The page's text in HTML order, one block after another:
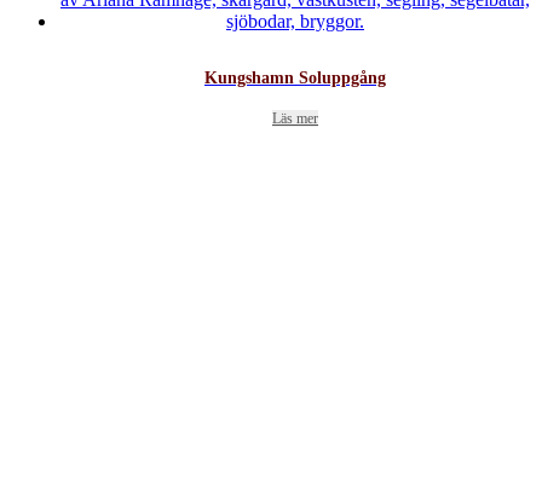
Kungshamn Soluppgång
Läs mer